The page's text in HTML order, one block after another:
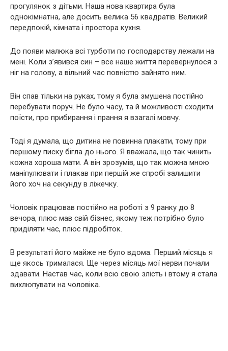
прогулянок з дітьми. Наша нова квартира була
однокімнатна, але досить велика 56 квадратів. Великий
передпокій, кімната і простора кухня.
До появи малюка всі турботи по господарству лежали на
мені. Коли з’явився син – все наше життя перевернулося з
ніг на голову, а вільний час повністю зайнято ним.
Він спав тільки на руках, тому я була змушена постійно
перебувати поруч. Не було часу, та й можливості сходити
поїсти, про прибирання і прання я взагалі мовчу.
Тоді я думала, що дитина не повинна плакати, тому при
першому писку бігла до нього. Я вважала, що так чинить
кожна хороша мати. А він зрозумів, що так можна мною
маніпулювати і плакав при першій же спробі залишити
його хоч на секунду в ліжечку.
Чоловік працював постійно на роботі з 9 ранку до 8
вечора, плюс мав свій бізнес, якому теж потрібно було
приділяти час, плюс підробіток.
В результаті його майже не було вдома. Перший місяць я
ще якось трималася. Ще через місяць мої нерви почали
здавати. Настав час, коли всю свою злість і втому я стала
вихлюпувати на чоловіка.